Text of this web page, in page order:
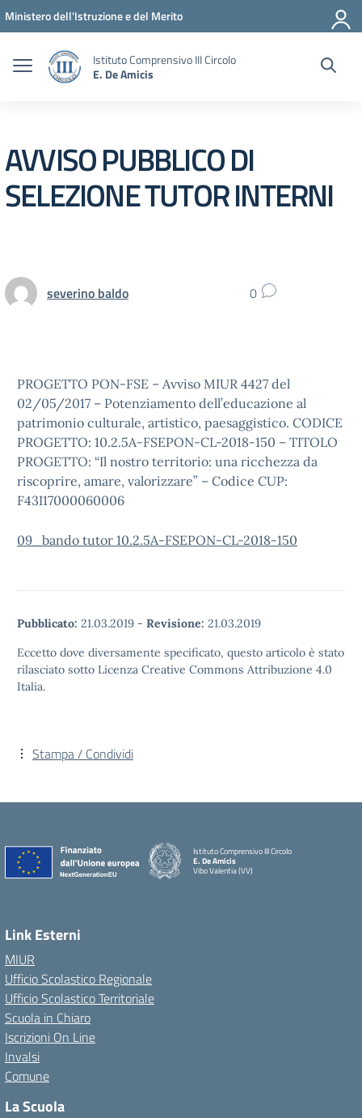
Vai ai contenuti
Vai al menu di navigazione
Vai al footer
Ministero dell'Istruzione e del Merito
Istituto Comprensivo III Circolo
E. De Amicis
AVVISO PUBBLICO DI
SELEZIONE TUTOR INTERNI
severino baldo 0
PROGETTO PON-FSE – Avviso MIUR 4427 del
02/05/2017 – Potenziamento dell’educazione al
patrimonio culturale, artistico, paesaggistico. CODICE
PROGETTO: 10.2.5A-FSEPON-CL-2018-150 – TITOLO
PROGETTO: “Il nostro territorio: una ricchezza da
riscoprire, amare, valorizzare” – Codice CUP:
F43I17000060006
09_bando tutor 10.2.5A-FSEPON-CL-2018-150
Pubblicato: 21.03.2019 - Revisione: 21.03.2019
Eccetto dove diversamente specificato, questo articolo è stato
rilasciato sotto Licenza Creative Commons Attribuzione 4.0
Italia.
Stampa / Condividi
Istituto Comprensivo III Circolo
E. De Amicis
Vibo Valentia (VV)
Link Esterni
MIUR
Ufficio Scolastico Regionale
Ufficio Scolastico Territoriale
Scuola in Chiaro
Iscrizioni On Line
Invalsi
Comune
La Scuola